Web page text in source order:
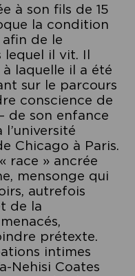
à son fils de 15
la condition
de le
lequel il vit. Il
laquelle il a été
sur le parcours
conscience de
de son enfance
Chicago à Paris.
race » ancrée
mensonge qui
autrefois
de la
prétexte.
intimes
Nehisi Coates